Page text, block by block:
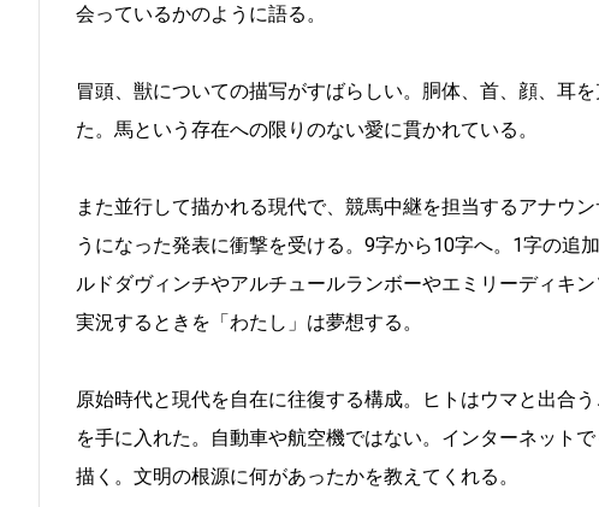
会っているかのように語る。
冒頭、獣についての描写がすばらしい。胴体、首、顔、耳
た。馬という存在への限りのない愛に貫かれている。
また並行して描かれる現代で、競馬中継を担当するアナウ
うになった発表に衝撃を受ける。9字から10字へ。1字の追
ルドダヴィンチやアルチュールランボーやエミリーディキ
実況するときを「わたし」は夢想する。
原始時代と現代を自在に往復する構成。ヒトはウマと出合
を手に入れた。自動車や航空機ではない。インターネット
描く。文明の根源に何があったかを教えてくれる。